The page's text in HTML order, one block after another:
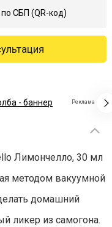
Реклама
Лимончелло, 30 мл
методом вакуумной
домашний
ликер из самогона.